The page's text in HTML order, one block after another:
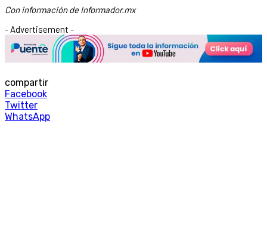
Con información de Informador.mx
- Advertisement -
compartir
Facebook
Twitter
WhatsApp